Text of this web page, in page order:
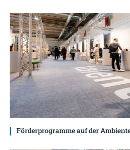
Förderprogramme auf der